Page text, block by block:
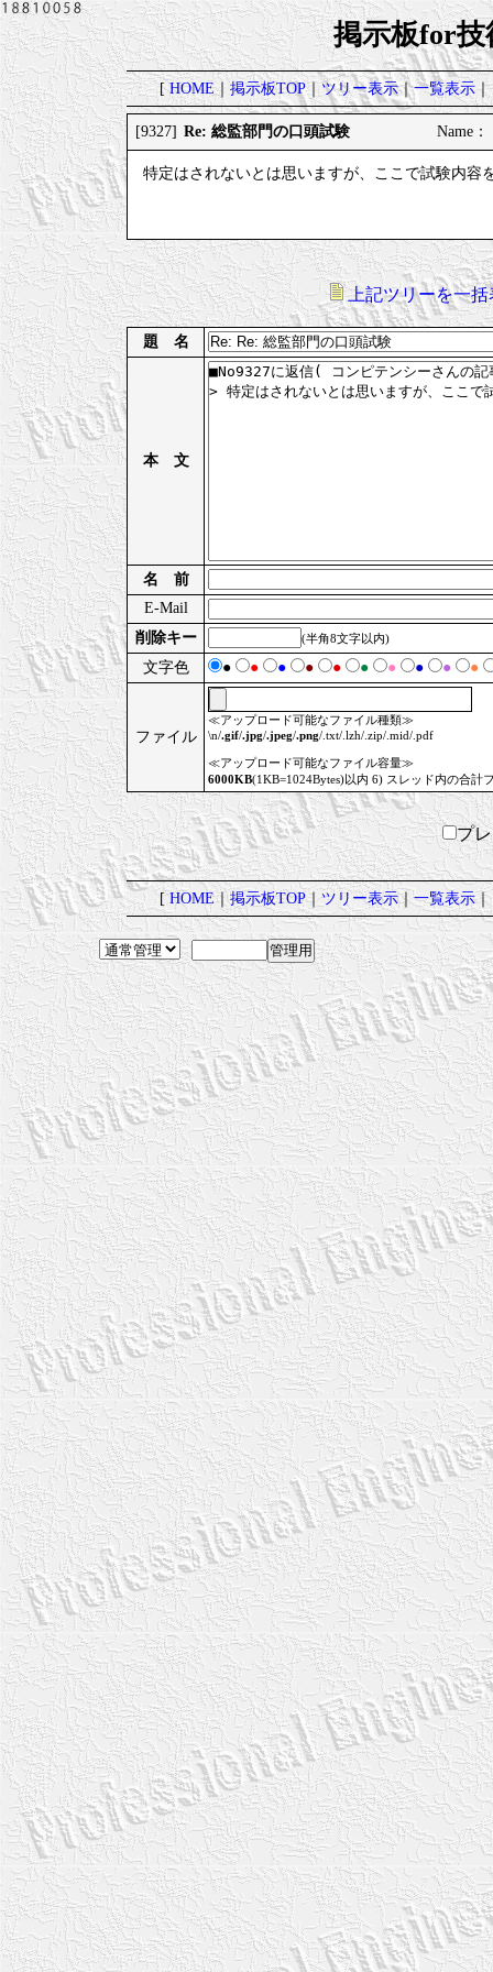
掲示板for技
[HOME｜掲示板TOP｜ツリー表示｜一覧表示｜
[9327] Re: 総監部門の口頭試験 Name
特定はされないとは思いますが、ここで試験内容
上記ツリーを一括
題 名
本 文
名 前
E-Mail
削除キー
(半角8文字以内)
文字色 ● ● ● ● ● ● ● ● ● ●
ファイル
≪アップロード可能なファイル種類≫
\n/.gif/.jpg/.jpeg/.png/.txt/.lzh/.zip/.mid/.pdf
≪アップロード可能なファイル容量≫
6000KB(1KB=1024Bytes)以内 6) スレッド内の合計
プ
[HOME｜掲示板TOP｜ツリー表示｜一覧表示｜